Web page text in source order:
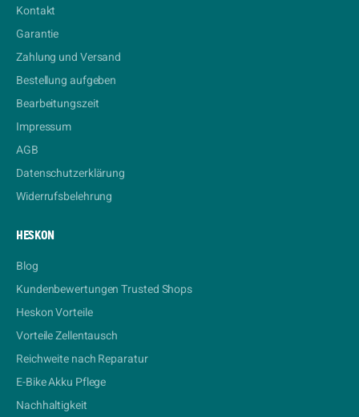
Kontakt
Garantie
Zahlung und Versand
Bestellung aufgeben
Bearbeitungszeit
Impressum
AGB
Datenschutzerklärung
Widerrufsbelehrung
HESKON
Blog
Kundenbewertungen Trusted Shops
Heskon Vorteile
Vorteile Zellentausch
Reichweite nach Reparatur
E-Bike Akku Pflege
Nachhaltigkeit